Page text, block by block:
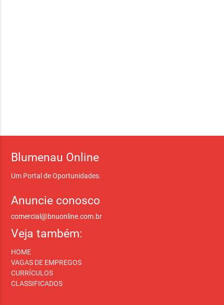
Blumenau Online
Um Portal de Oportunidades.
Anuncie conosco
comercial@bnuonline.com.br
Veja também:
HOME
VAGAS DE EMPREGOS
CURRÍCULOS
CLASSIFICADOS